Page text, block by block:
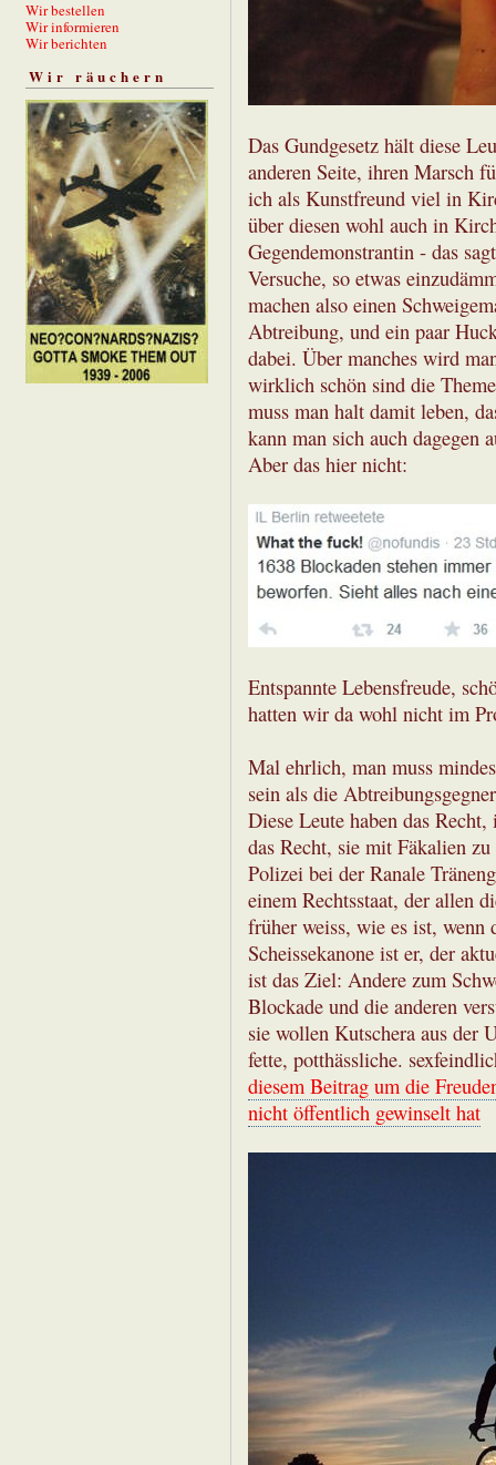
Wir bestellen
Wir informieren
Wir berichten
Wir räuchern
Das Gundgesetz hält diese
anderen Seite, ihren Marsch
ich als Kunstfreund viel in
über diesen wohl auch in
Gegendemonstrantin - das
Versuche, so etwas
machen also einen
Abtreibung, und ein paar
dabei. Über manches wird
wirklich schön sind die
muss man halt damit leben,
kann man sich auch dagegen
Aber das hier nicht:
Entspannte Lebensfreude,
hatten wir da wohl nicht im
Mal ehrlich, man muss
sein als die
Diese Leute haben das
das Recht, sie mit Fäkalien
Polizei bei der Ranale
einem Rechtsstaat, der allen
früher weiss, wie es ist, wenn
Scheissekanone ist er, der
ist das Ziel: Andere zum
Blockade und die anderen
sie wollen Kutschera aus der
fette, potthässliche.
diesem Beitrag um die
nicht öffentlich gewinselt hat